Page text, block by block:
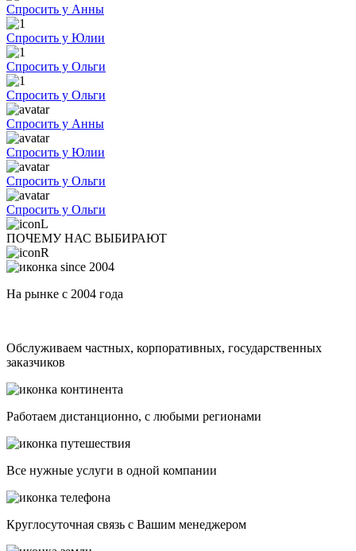
Спросить у Анны
Спросить у Юлии
Спросить у Ольги
Спросить у Ольги
Спросить у Анны
Спросить у Юлии
Спросить у Ольги
Спросить у Ольги
ПОЧЕМУ НАС ВЫБИРАЮТ
На рынке с 2004 года
Обслуживаем частных, корпоративных, государственных
заказчиков
Работаем дистанционно, с любыми регионами
Все нужные услуги в одной компании
Круглосуточная связь с Вашим менеджером